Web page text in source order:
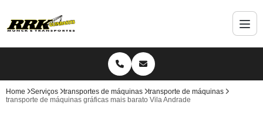
Home Serviços transportes de máquinas
transporte de máquinas
transporte de máquinas gráficas mais barato Vila Andrade